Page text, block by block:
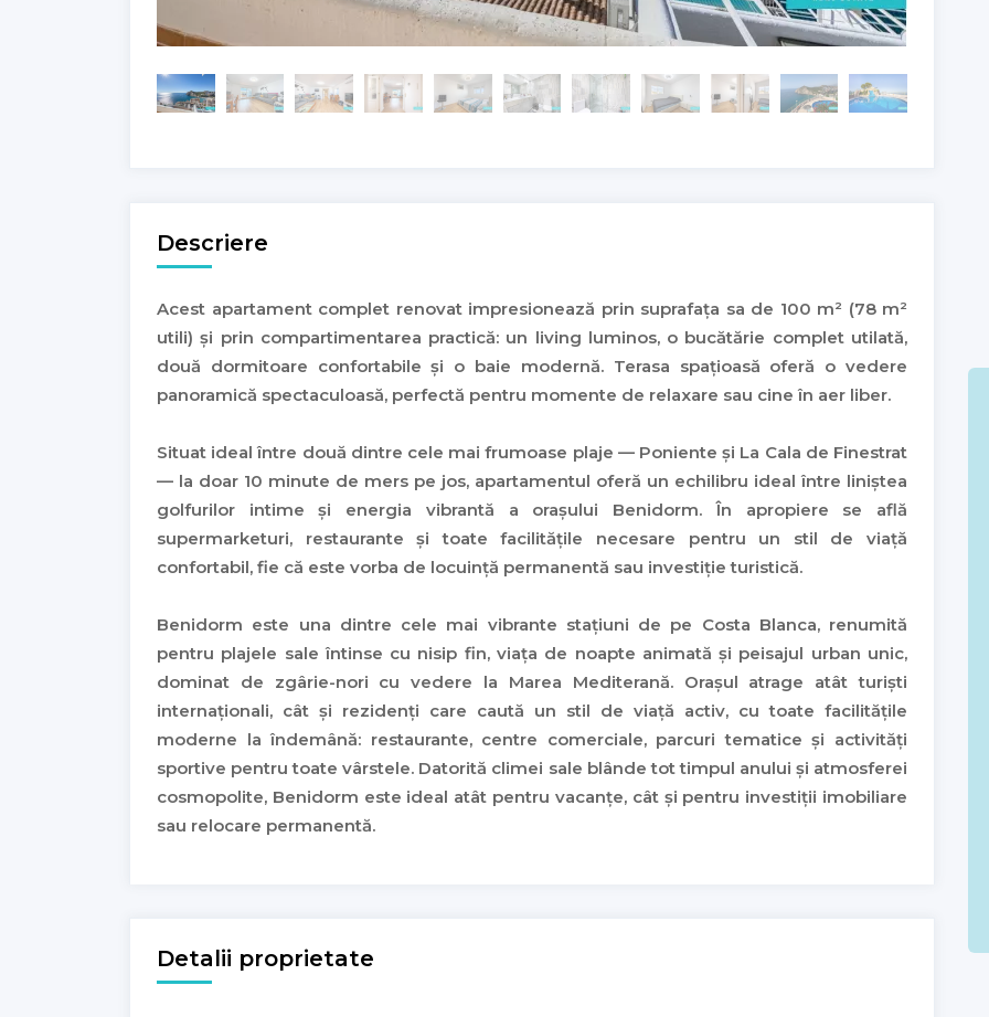
Descriere
Acest apartament complet renovat impresionează prin suprafața sa de 100 m² (78 m²
utili) și prin compartimentarea practică: un living luminos, o bucătărie complet utilată,
două dormitoare confortabile și o baie modernă. Terasa spațioasă oferă o vedere
panoramică spectaculoasă, perfectă pentru momente de relaxare sau cine în aer liber.
Situat ideal între două dintre cele mai frumoase plaje — Poniente și La Cala de Finestrat
— la doar 10 minute de mers pe jos, apartamentul oferă un echilibru ideal între liniștea
golfurilor intime și energia vibrantă a orașului Benidorm. În apropiere se află
supermarketuri, restaurante și toate facilitățile necesare pentru un stil de viață
confortabil, fie că este vorba de locuință permanentă sau investiție turistică.
Benidorm este una dintre cele mai vibrante stațiuni de pe Costa Blanca, renumită
pentru plajele sale întinse cu nisip fin, viața de noapte animată și peisajul urban unic,
dominat de zgârie-nori cu vedere la Marea Mediterană. Orașul atrage atât turiști
internaționali, cât și rezidenți care caută un stil de viață activ, cu toate facilitățile
moderne la îndemână: restaurante, centre comerciale, parcuri tematice și activități
sportive pentru toate vârstele. Datorită climei sale blânde tot timpul anului și atmosferei
cosmopolite, Benidorm este ideal atât pentru vacanțe, cât și pentru investiții imobiliare
sau relocare permanentă.
Detalii proprietate